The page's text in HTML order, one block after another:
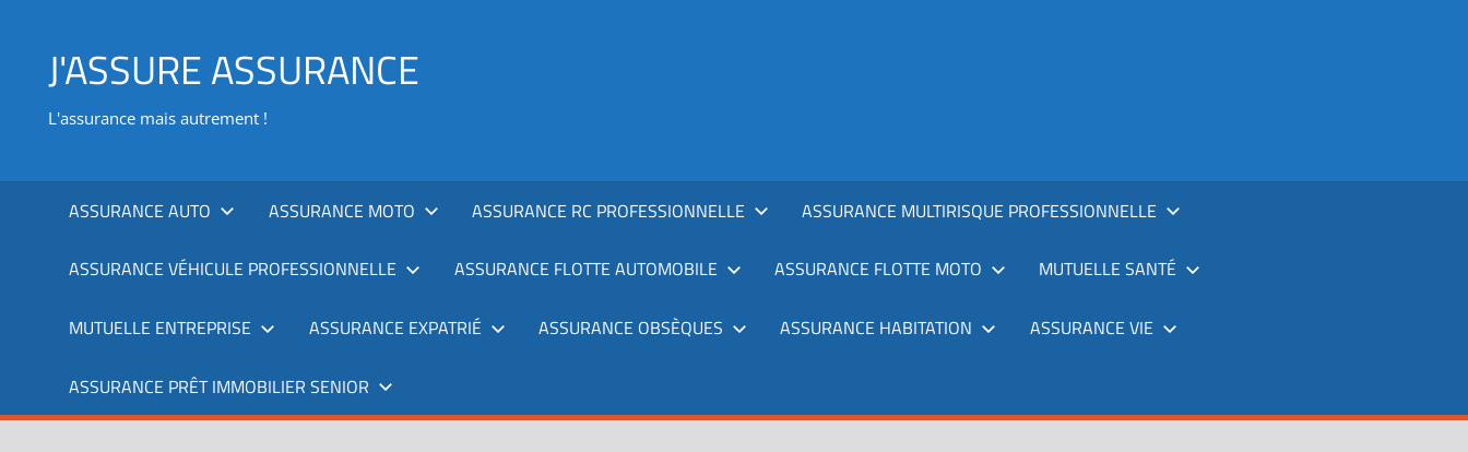
contenuJ'ASSURE ASSURANCE
L'assurance mais autrement !
ASSURANCE AUTO ASSURANCE MOTO ASSURANCE RC PROFESSIONNELLE ASSURANCE MULTIRISQUE PROFESSIONNELLE
ASSURANCE VÉHICULE PROFESSIONNELLE ASSURANCE FLOTTE AUTOMOBILE ASSURANCE FLOTTE MOTO MUTUELLE SANTÉ
MUTUELLE ENTREPRISE ASSURANCE EXPATRIÉ ASSURANCE OBSÈQUES ASSURANCE HABITATION ASSURANCE VIE
ASSURANCE PRÊT IMMOBILIER SENIOR